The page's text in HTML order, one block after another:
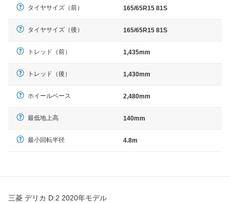
タイヤサイズ（前） 165/65R15 81S
タイヤサイズ（後） 165/65R15 81S
トレッド（前） 1,435mm
トレッド（後） 1,430mm
ホイールベース 2,480mm
最低地上高 140mm
最小回転半径 4.8m
三菱 デリカ D:2 2020年モデル